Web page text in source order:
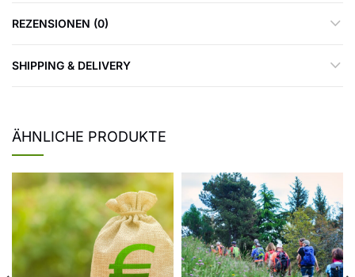
REZENSIONEN (0)
SHIPPING & DELIVERY
ÄHNLICHE PRODUKTE